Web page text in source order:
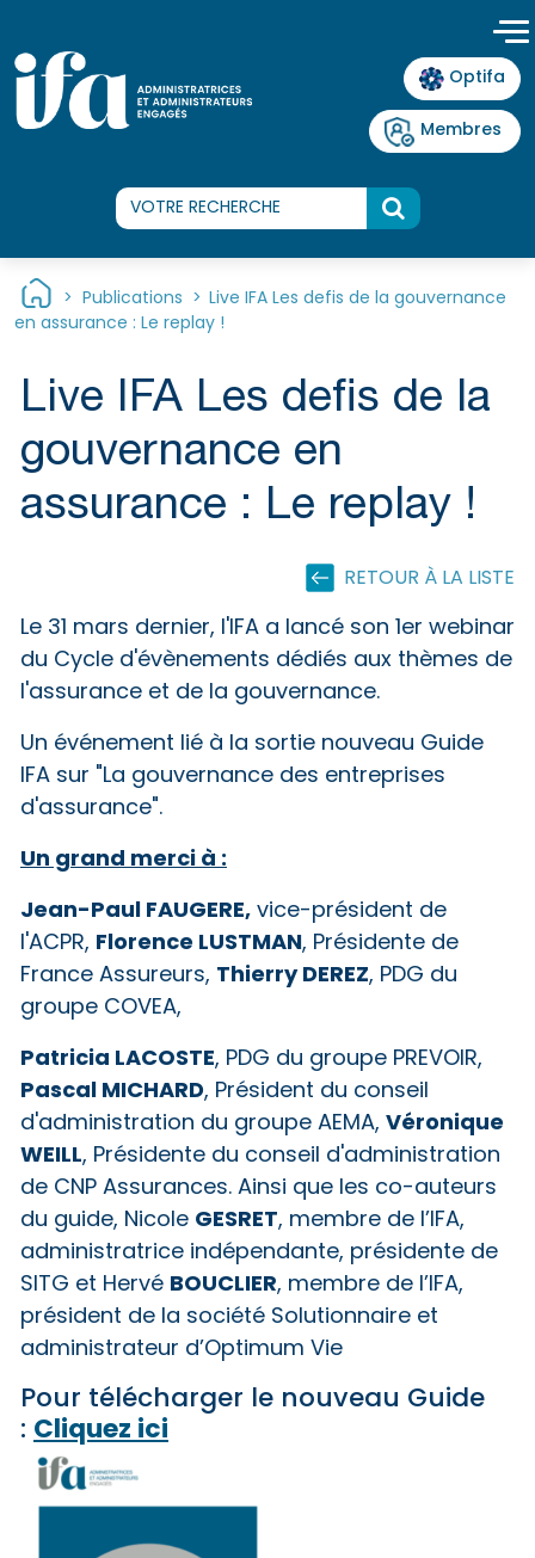
Optifa
Membres
> Publications > Live IFA Les defis de la gouvernance
en assurance : Le replay !
Live IFA Les defis de la
gouvernance en
assurance : Le replay !
RETOUR À LA LISTE
Le 31 mars dernier, l'IFA a lancé son 1er webinar
du Cycle d'évènements dédiés aux thèmes de
l'assurance et de la gouvernance.
Un événement lié à la sortie nouveau Guide
IFA sur "La gouvernance des entreprises
d'assurance".
Un grand merci à :
Jean-Paul FAUGERE,vice-président de
l'ACPR, Florence LUSTMAN, Présidente de
France Assureurs, Thierry DEREZ, PDG du
groupe COVEA,
Patricia LACOSTE, PDG du groupe PREVOIR,
Pascal MICHARD, Président du conseil
d'administration du groupe AEMA, Véronique
WEILL, Présidente du conseil d'administration
de CNP Assurances. Ainsi que les co-auteurs
du guide, Nicole GESRET, membre de l’IFA,
administratrice indépendante, présidente de
SITG et Hervé BOUCLIER, membre de l’IFA,
président de la société Solutionnaire et
administrateur d’Optimum Vie
Pour télécharger le nouveau Guide
:Cliquez ici